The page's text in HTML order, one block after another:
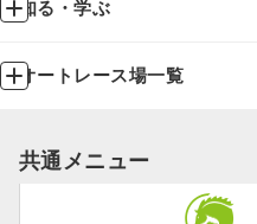
知る・学ぶ
オートレース場一覧
共通メニュー